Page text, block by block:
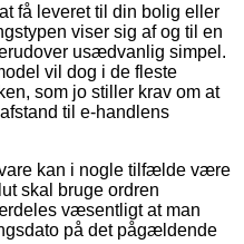
få leveret til din bolig eller
viser sig af og til en
usædvanlig simpel.
vil dog i de fleste
som jo stiller krav om at
til e-handlens
kan i nogle tilfælde være
skal bruge ordren
væsentligt at man
på det pågældende